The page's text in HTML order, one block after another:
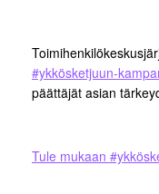
#ykkösketjuun-
päättäjät asian
Tule mukaan